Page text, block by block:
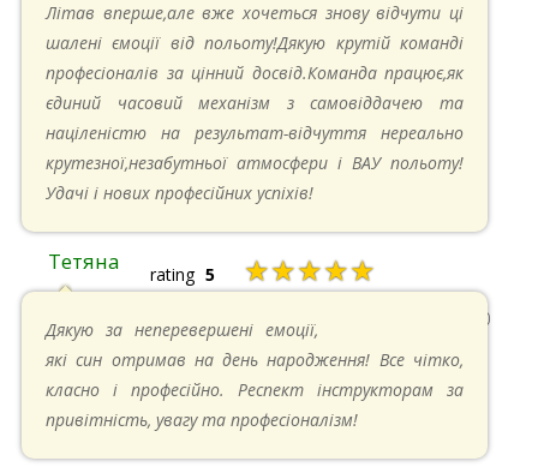
Літав вперше,але вже хочеться знову відчути ці
шалені ємоції від польоту!Дякую крутій команді
професіоналів за цінний досвід.Команда працює,як
єдиний часовий механізм з самовіддачею та
націленістю на результат-відчуття нереально
крутезної,незабутньої атмосфери і ВАУ польоту!
Удачі і нових професійних успіхів!
Тетяна rating 5 ★★★★★
13.05.2024 в 11:30
Дякую за неперевершені емоції,
які син отримав на день народження! Все чітко,
класно і професійно. Респект інструкторам за
привітність, увагу та професіоналізм!